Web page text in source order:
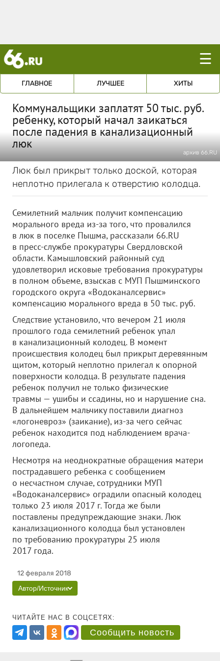
☰
ГЛАВНОЕ ЛУЧШЕЕ ХИТЫ
Коммунальщики заплатят 50 тыс. руб.
ребенку, который начал заикаться
после падения в канализационный
люк
архив 66.RU
Люк был прикрыт только доской, которая
неплотно прилегала к отверстию колодца.
Семилетний мальчик получит компенсацию
морального вреда из-за того, что провалился
в люк в поселке Пышма, рассказали 66.RU
в пресс-службе прокуратуры Свердловской
области. Камышловский районный суд
удовлетворил исковые требования прокуратуры
в полном объеме, взыскав с МУП Пышминского
городского округа «Водоканалсервис»
компенсацию морального вреда в 50 тыс. руб.
Следствие установило, что вечером 21 июля
прошлого года семилетний ребенок упал
в канализационный колодец. В момент
происшествия колодец был прикрыт деревянным
щитом, который неплотно прилегал к опорной
поверхности колодца. В результате падения
ребенок получил не только физические
травмы — ушибы и ссадины, но и нарушение сна.
В дальнейшем мальчику поставили диагноз
«логоневроз» (заикание), из-за чего сейчас
ребенок находится под наблюдением врача-
логопеда.
Несмотря на неоднократные обращения матери
пострадавшего ребенка с сообщением
о несчастном случае, сотрудники МУП
«Водоканалсервис» оградили опасный колодец
только 23 июля 2017 г. Тогда же были
поставлены предупреждающие знаки. Люк
канализационного колодца был установлен
по требованию прокуратуры 25 июля
2017 года.
12 февраля 2018
Автор/Источник
ЧИТАЙТЕ НАС В СОЦСЕТЯХ:
Сообщить новость